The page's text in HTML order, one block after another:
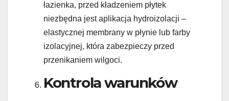
łazienka, przed kładzeniem płytek
niezbędna jest aplikacja hydroizolacji –
elastycznej membrany w płynie lub farby
izolacyjnej, która zabezpieczy przed
przenikaniem wilgoci.
Kontrola warunków